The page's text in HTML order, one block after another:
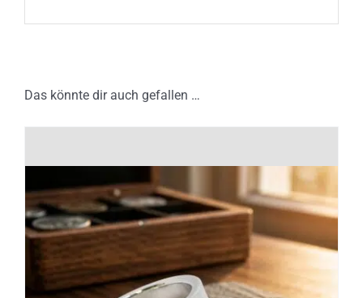
Das könnte dir auch gefallen …